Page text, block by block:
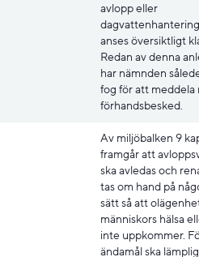
avlopp eller
anses översiktligt
Redan av denna
har nämnden
fog för att meddela
förhandsbesked.
Av miljöbalken 9
framgår att
ska avledas och
tas om hand på
sätt så att
människors hälsa
inte uppkommer.
ändamål ska